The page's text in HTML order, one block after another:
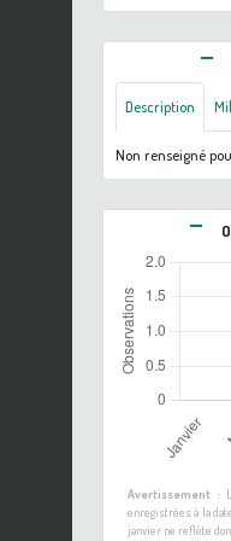
Description
Non renseigné
Avertissement :
enregistrées à la
janvier ne reflète